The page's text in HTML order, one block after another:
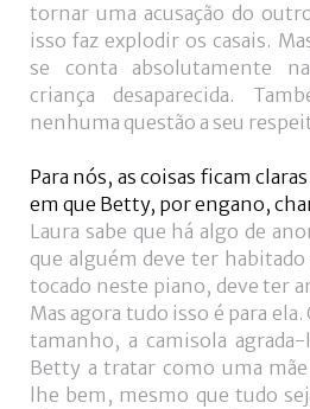
tornar uma acusação do
isso faz explodir os casais.
se conta absolutamente
criança desaparecida.
nenhuma questão a seu
Para nós, as coisas ficam
em que Betty, por engano,
Laura sabe que há algo de
que alguém deve ter
tocado neste piano, deve ter
Mas agora tudo isso é para ela.
tamanho, a camisola
Betty a tratar como uma
lhe bem, mesmo que tudo